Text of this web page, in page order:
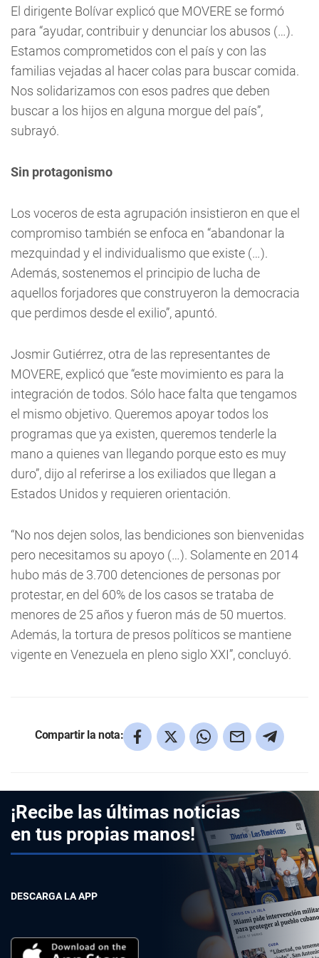
El dirigente Bolívar explicó que MOVERE se formó
para “ayudar, contribuir y denunciar los abusos (…).
Estamos comprometidos con el país y con las
familias vejadas al hacer colas para buscar comida.
Nos solidarizamos con esos padres que deben
buscar a los hijos en alguna morgue del país”,
subrayó.
Sin protagonismo
Los voceros de esta agrupación insistieron en que el
compromiso también se enfoca en “abandonar la
mezquindad y el individualismo que existe (…).
Además, sostenemos el principio de lucha de
aquellos forjadores que construyeron la democracia
que perdimos desde el exilio”, apuntó.
Josmir Gutiérrez, otra de las representantes de
MOVERE, explicó que “este movimiento es para la
integración de todos. Sólo hace falta que tengamos
el mismo objetivo. Queremos apoyar todos los
programas que ya existen, queremos tenderle la
mano a quienes van llegando porque esto es muy
duro”, dijo al referirse a los exiliados que llegan a
Estados Unidos y requieren orientación.
“No nos dejen solos, las bendiciones son bienvenidas
pero necesitamos su apoyo (…). Solamente en 2014
hubo más de 3.700 detenciones de personas por
protestar, en del 60% de los casos se trataba de
menores de 25 años y fueron más de 50 muertos.
Además, la tortura de presos políticos se mantiene
vigente en Venezuela en pleno siglo XXI”, concluyó.
Compartir la nota:
¡Recibe las últimas noticias
en tus propias manos!
DESCARGA LA APP